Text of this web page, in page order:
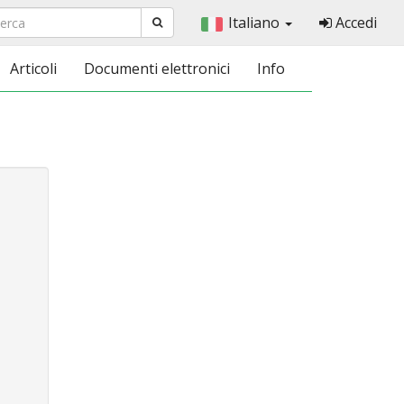
Italiano Accedi
Articoli Documenti elettronici Info